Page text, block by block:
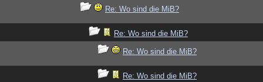
Re: Wo sind die MiB?
Re: Wo sind die MiB?
Re: Wo sind die MiB?
Re: Wo sind die MiB?